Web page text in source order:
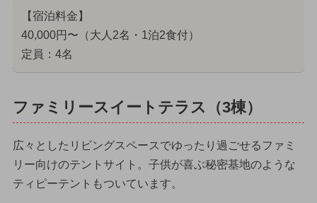
【宿泊料金】
40,000円〜（大人2名・1泊2食付）
定員：4名
ファミリースイートテラス（3棟）
広々としたリビングスペースでゆったり過ごせるファミ
リー向けのテントサイト。子供が喜ぶ秘密基地のような
ティピーテントもついています。